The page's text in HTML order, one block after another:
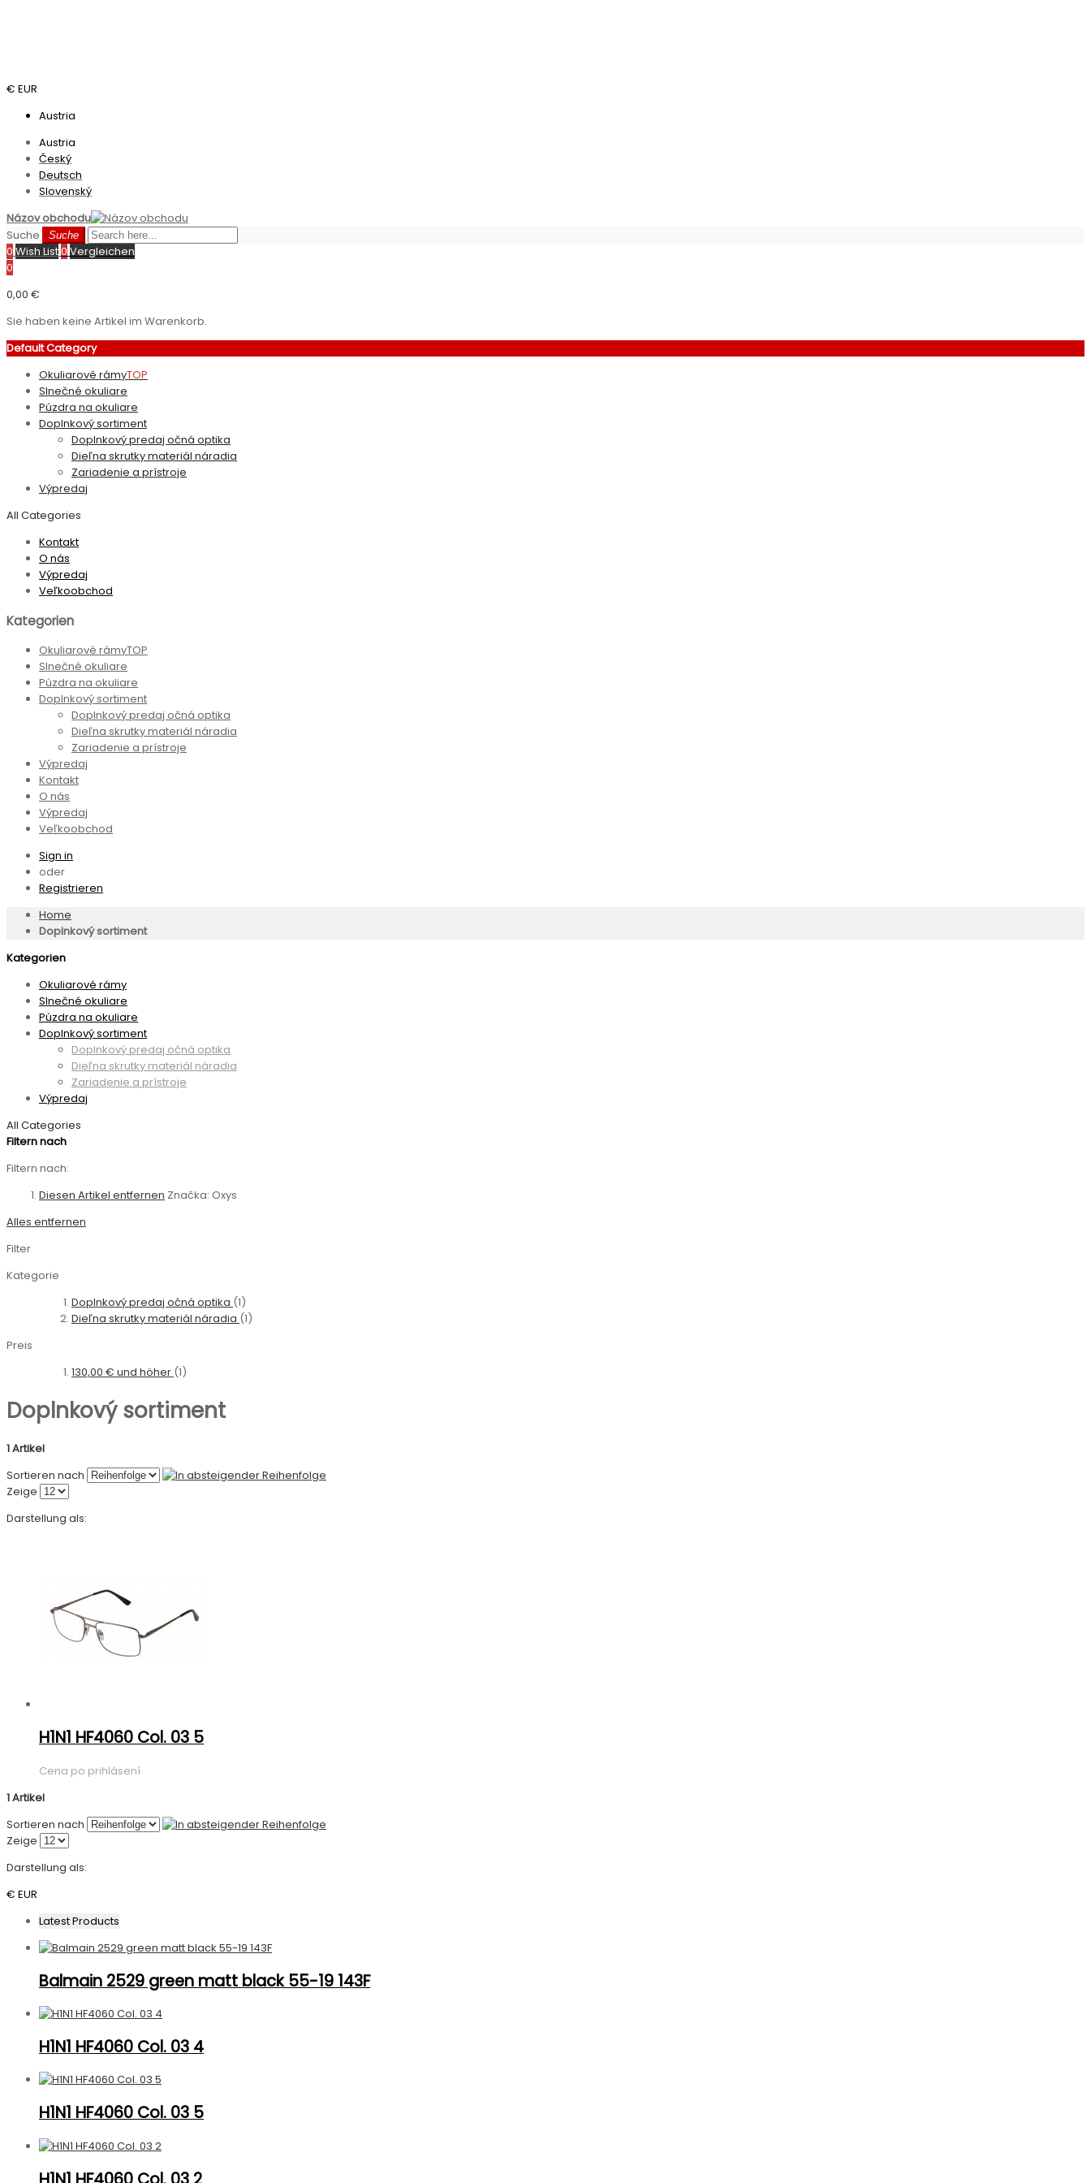
€ EUR
Austria
Austria
Český
Deutsch
Slovenský
Názov obchodu
Suche
Suche
0 Wish List0 Vergleichen
0
0,00 €
Sie haben keine Artikel im Warenkorb.
Default Category
Okuliarové rámyTOP
Slnečné okuliare
Púzdra na okuliare
Doplnkový sortiment
Doplnkový predaj očná optika
Dieľna skrutky materiál náradia
Zariadenie a prístroje
Výpredaj
All Categories
Kontakt
O nás
Výpredaj
Veľkoobchod
Kategorien
Okuliarové rámyTOP
Slnečné okuliare
Púzdra na okuliare
Doplnkový sortiment
Doplnkový predaj očná optika
Dieľna skrutky materiál náradia
Zariadenie a prístroje
Výpredaj
Kontakt
O nás
Výpredaj
Veľkoobchod
Sign in
oder
Registrieren
Home
Doplnkový sortiment
Kategorien
Okuliarové rámy
Slnečné okuliare
Púzdra na okuliare
Doplnkový sortiment
Doplnkový predaj očná optika
Dieľna skrutky materiál náradia
Zariadenie a prístroje
Výpredaj
All Categories
Filtern nach
Filtern nach:
Diesen Artikel entfernen Značka: Oxys
Alles entfernen
Filter
Kategorie
Doplnkový predaj očná optika (1)
Dieľna skrutky materiál náradia (1)
Preis
130,00 € und höher (1)
Doplnkový sortiment
1 Artikel
Sortieren nach
Zeige
Darstellung als:
H1N1 HF4060 Col. 03 5
Cena po prihlásení
1 Artikel
Sortieren nach
Zeige
Darstellung als:
€ EUR
Latest Products
Balmain 2529 green matt black 55-19 143F
H1N1 HF4060 Col. 03 4
H1N1 HF4060 Col. 03 5